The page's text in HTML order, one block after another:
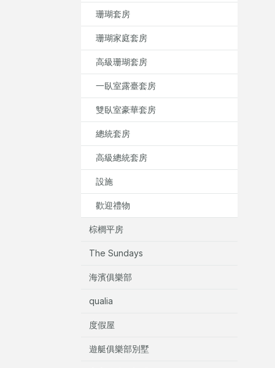
珊瑚套房
珊瑚家庭套房
高級珊瑚套房
一臥室露臺套房
雙臥室豪華套房
總統套房
高級總統套房
設施
歡迎禮物
棕櫚平房
The Sundays
海濱俱樂部
qualia
度假屋
遊艇俱樂部別墅